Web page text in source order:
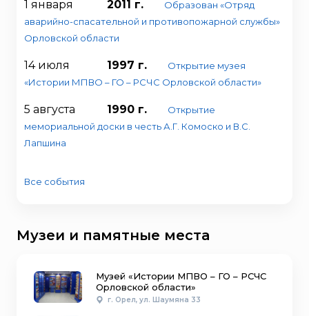
1 января 2011 г.
Образован «Отряд
аварийно-спасательной и противопожарной службы»
Орловской области
14 июля 1997 г.
Открытие музея
«Истории МПВО – ГО – РСЧС Орловской области»
5 августа 1990 г.
Открытие
мемориальной доски в честь А.Г. Комоско и В.С.
Лапшина
Все события
Музеи и памятные места
Музей «Истории МПВО – ГО – РСЧС
Орловской области»
г. Орел, ул. Шаумяна 33